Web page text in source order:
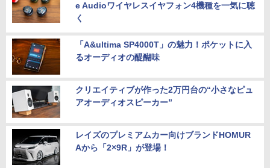
e Audioワイヤレスイヤフォン4機種を一気に聴
く
「A&ultima SP4000T」の魅力！ポケットに入
るオーディオの醍醐味
クリエイティブが作った2万円台の“小さなピュ
アオーディオスピーカー”
レイズのプレミアムカー向けブランドHOMUR
Aから「2×9R」が登場！